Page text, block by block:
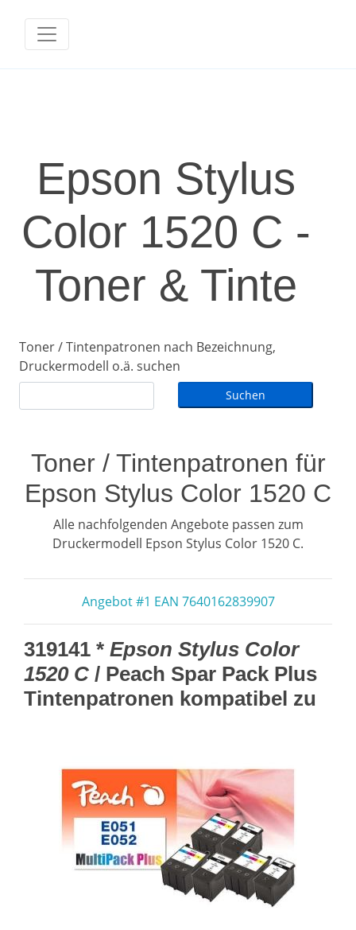
Epson Stylus
Color 1520 C -
Toner & Tinte
Toner / Tintenpatronen nach Bezeichnung,
Druckermodell o.ä. suchen
Toner / Tintenpatronen für
Epson Stylus Color 1520 C
Alle nachfolgenden Angebote passen zum
Druckermodell Epson Stylus Color 1520 C.
Angebot #1 EAN 7640162839907
319141 * Epson Stylus Color
1520 C / Peach Spar Pack Plus
Tintenpatronen kompatibel zu